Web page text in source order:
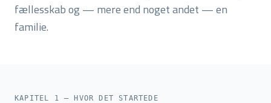
fællesskab og — mere end noget andet — en
familie.
KAPITEL 1 — HVOR DET STARTEDE